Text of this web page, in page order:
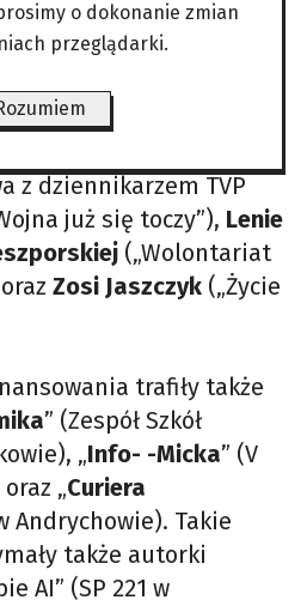
„Pomagać, ale
widać”),Wiktorii
nie potrzebuje zgody”),
o moim
z dziennikarzem TVP
już się toczy”), Lenie
(„Wolontariat
Zosi Jaszczyk („Życie
trafiły także
” (Zespół Szkół
„Info- -Micka” (V
„Curiera
Andrychowie). Takie
także autorki
AI” (SP 221 w
o dokonanie zmian
przeglądarki.